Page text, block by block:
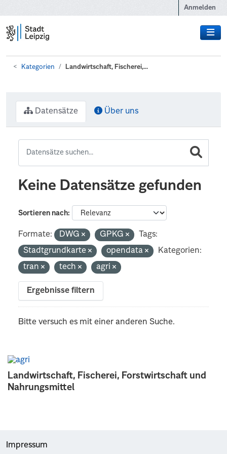
Anmelden
Kategorien Landwirtschaft, Fischerei,...
Landwirtschaft, Fischerei, Forstwirtschaft und
Nahrungsmittel
Datensätze Über uns
Keine Datensätze gefunden
Sortieren nach
Formate: DWG GPKG
Tags:
Stadtgrundkarte
opendata
Kategorien:
tran
tech agri
Ergebnisse filtern
Bitte versuch es mit einer anderen Suche.
Impressum